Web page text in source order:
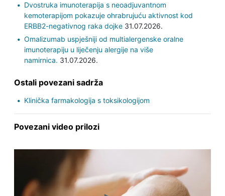
Dvostruka imunoterapija s neoadjuvantnom
kemoterapijom pokazuje ohrabrujuću aktivnost kod
ERBB2-negativnog raka dojke31.07.2026.
Omalizumab uspješniji od multialergenske oralne
imunoterapiju u liječenju alergije na više
namirnica. 31.07.2026.
Ostali povezani sadrža
Klinička farmakologija s toksikologijom
Povezani video prilozi